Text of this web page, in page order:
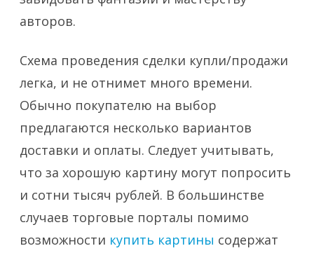
авторов.
Схема проведения сделки купли/продажи
легка, и не отнимет много времени.
Обычно покупателю на выбор
предлагаются несколько вариантов
доставки и оплаты. Следует учитывать,
что за хорошую картину могут попросить
и сотни тысяч рублей. В большинстве
случаев торговые порталы помимо
возможности купить картины содержат